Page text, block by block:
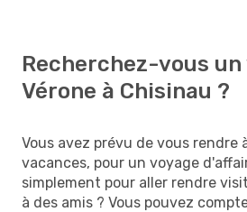
Recherchez-vous un
Vérone à Chisinau ?
Vous avez prévu de vous rendre
vacances, pour un voyage
simplement pour aller rendre
à des amis ? Vous pouvez